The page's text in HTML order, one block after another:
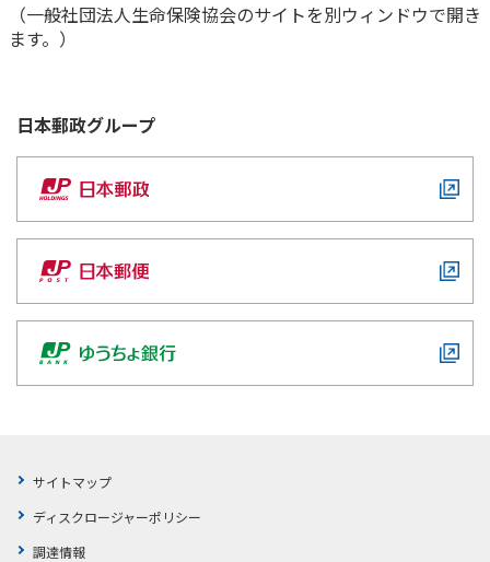
（一般社団法人生命保険協会のサイトを別ウィンドウで開き
ます。）
日本郵政グループ
サイトマップ
ディスクロージャーポリシー
調達情報